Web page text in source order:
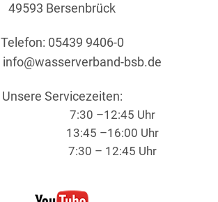
49593 Bersenbrück
Telefon: 05439 9406-0
info@wasserverband-bsb.de
Unsere Servicezeiten:
7:30 –12:45 Uhr
13:45 –16:00 Uhr
7:30 – 12:45 Uhr